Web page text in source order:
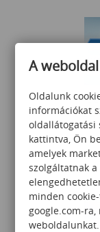
A
Oldalunk
információkat
oldallátogatási
kattintva, Ön
amelyek
szolgáltatnak
minden
google.com-